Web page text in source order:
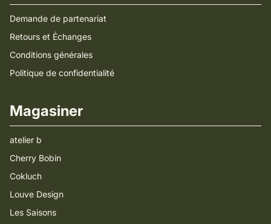
Demande de partenariat
Retours et Échanges
Conditions générales
Politique de confidentialité
Magasiner
atelier b
Cherry Bobin
Cokluch
Louve Design
Les Saisons